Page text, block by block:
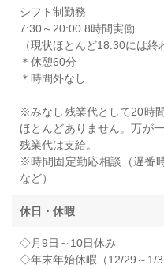
シフト制勤務
7:30～20:00 8時間実働
（現状ほとんど18:30には終
＊休憩60分
＊時間外なし
※みなし残業代として20時
ほとんどありません。万が
残業代は支給。
※時間固定勤応相談（遅番
など）
休日・休暇
◇月9日～10日休み
◇年末年始休暇（12/29～1/3